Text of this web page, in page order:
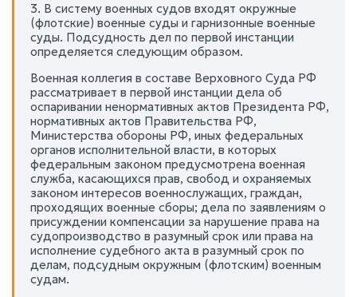
3. В систему военных судов входят окружные
(флотские) военные суды и гарнизонные военные
суды. Подсудность дел по первой инстанции
определяется следующим образом.
Военная коллегия в составе Верховного Суда РФ
рассматривает в первой инстанции дела об
оспаривании ненормативных актов Президента РФ,
нормативных актов Правительства РФ,
Министерства обороны РФ, иных федеральных
органов исполнительной власти, в которых
федеральным законом предусмотрена военная
служба, касающихся прав, свобод и охраняемых
законом интересов военнослужащих, граждан,
проходящих военные сборы; дела по заявлениям о
присуждении компенсации за нарушение права на
судопроизводство в разумный срок или права на
исполнение судебного акта в разумный срок по
делам, подсудным окружным (флотским) военным
судам.